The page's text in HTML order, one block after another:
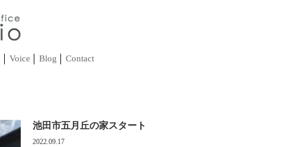
Voice Blog Contact
池田市五月丘の家スタート
2022.09.17